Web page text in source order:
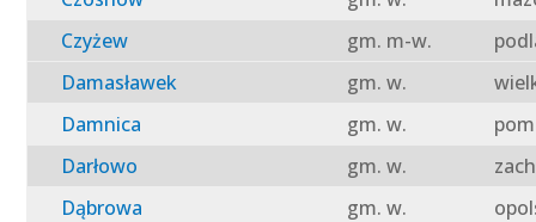
Czyżew
gm. m-w.
Damasławek
gm. w.
Damnica
gm. w.
Darłowo
gm. w.
Dąbrowa
gm. w.